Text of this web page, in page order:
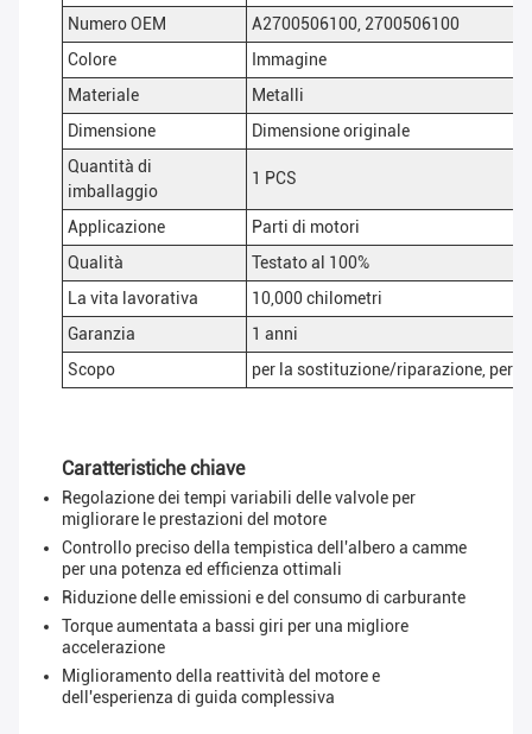
Numero OEM
A2700506100, 2700506100
Colore
Immagine
Materiale
Metalli
Dimensione
Dimensione originale
Quantità di
imballaggio
1 PCS
Applicazione
Parti di motori
Qualità
Testato al 100%
La vita lavorativa
10,000 chilometri
Garanzia
1 anni
Scopo
per la sostituzione/riparazione, per
Caratteristiche chiave
Regolazione dei tempi variabili delle valvole per
migliorare le prestazioni del motore
Controllo preciso della tempistica dell'albero a camme
per una potenza ed efficienza ottimali
Riduzione delle emissioni e del consumo di carburante
Torque aumentata a bassi giri per una migliore
accelerazione
Miglioramento della reattività del motore e
dell'esperienza di guida complessiva